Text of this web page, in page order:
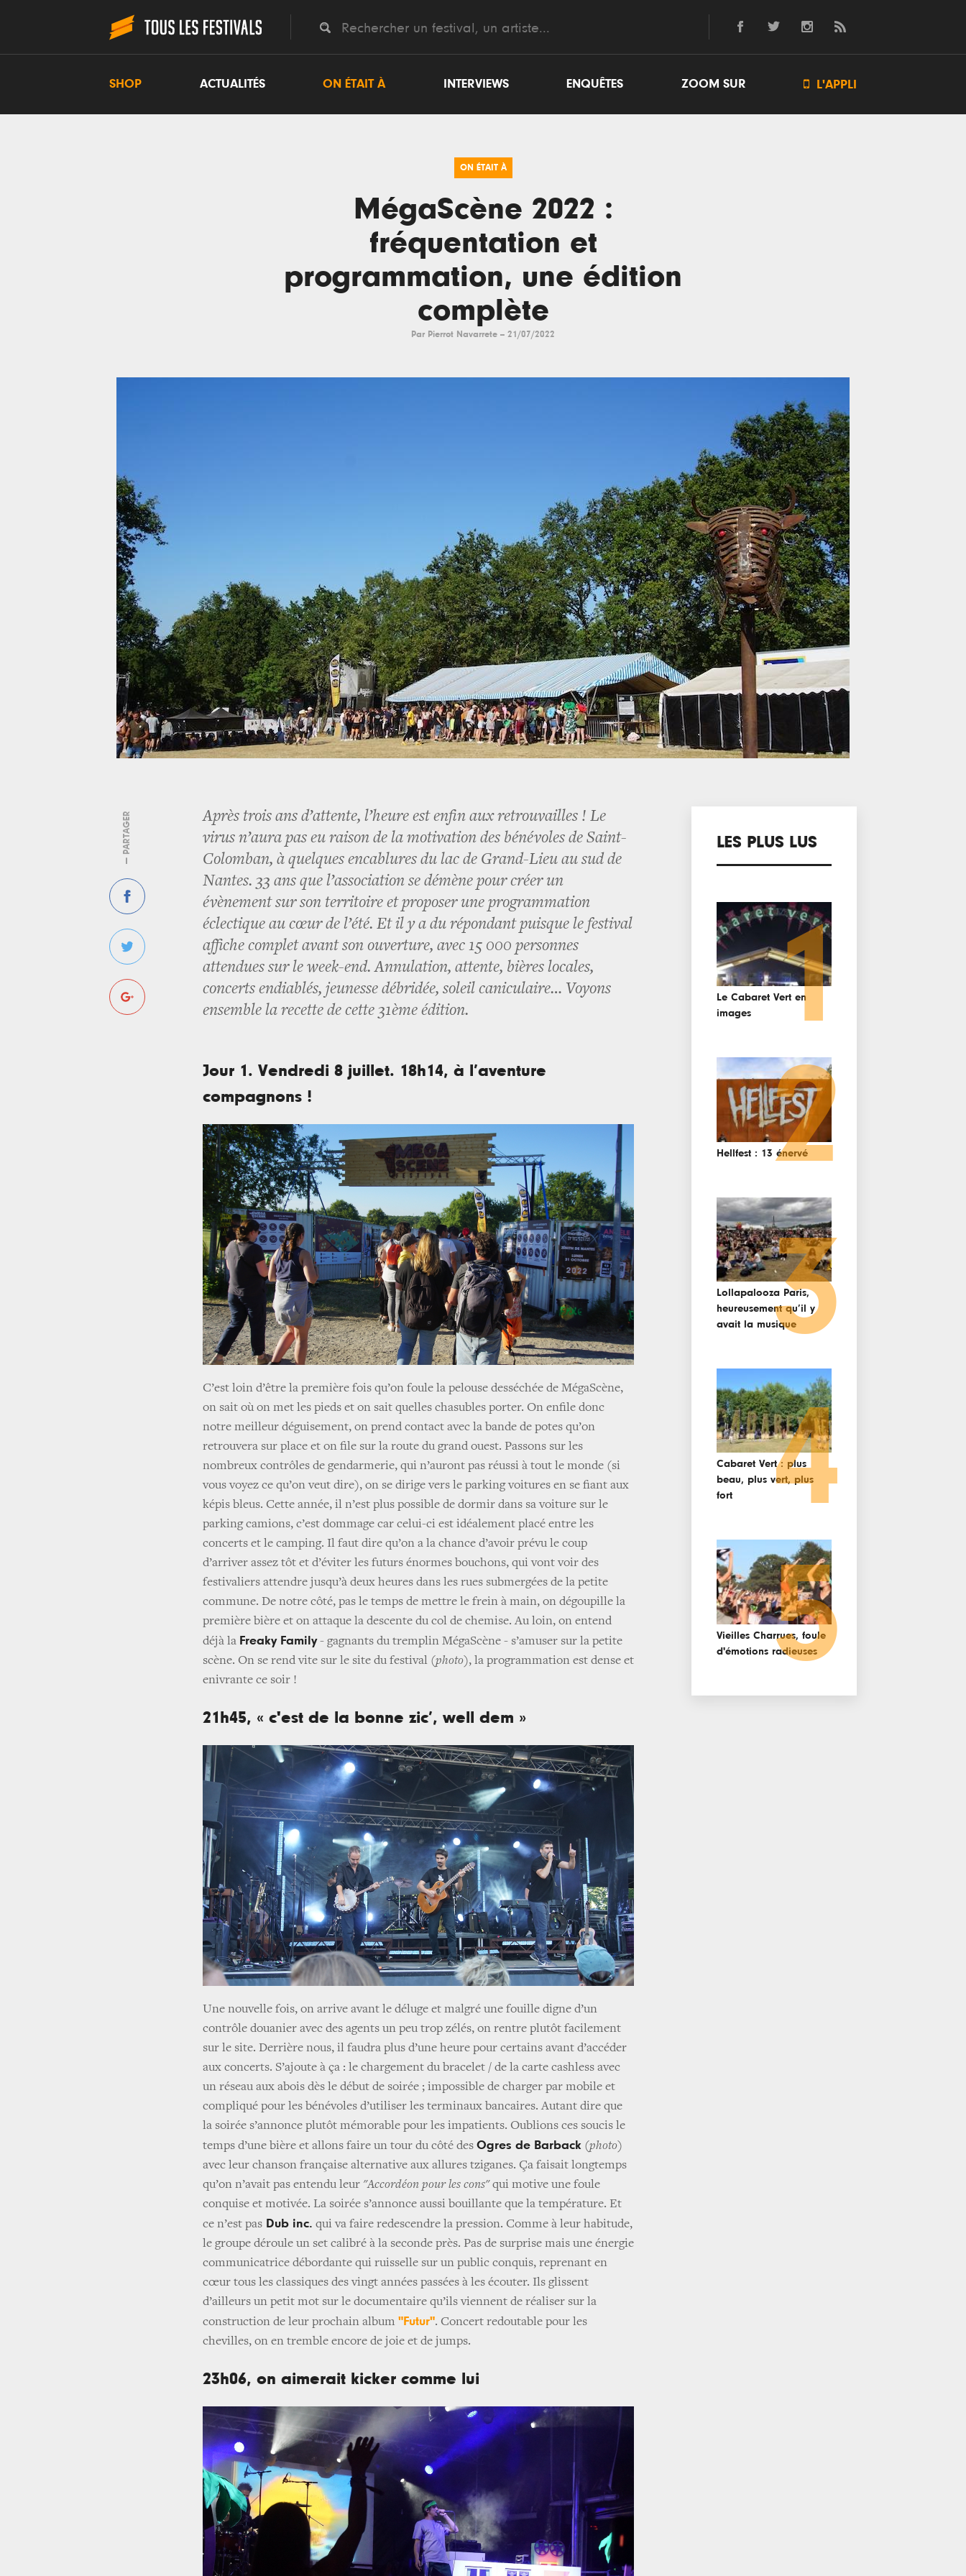
SHOP ACTUALITÉS ON ÉTAIT À INTERVIEWS ENQUÊTES ZOOM SUR  L'APPLI
ON ÉTAIT À
MégaScène 2022 :
fréquentation et
programmation, une édition
complète
Par Pierrot Navarrete -- 21/07/2022
— PARTAGER
Après trois ans d’attente, l’heure est enfin aux retrouvailles ! Le
virus n’aura pas eu raison de la motivation des bénévoles de Saint-
Colomban, à quelques encablures du lac de Grand-Lieu au sud de
Nantes. 33 ans que l’association se démène pour créer un
évènement sur son territoire et proposer une programmation
éclectique au cœur de l’été. Et il y a du répondant puisque le festival
affiche complet avant son ouverture, avec 15 000 personnes
attendues sur le week-end. Annulation, attente, bières locales,
concerts endiablés, jeunesse débridée, soleil caniculaire… Voyons
ensemble la recette de cette 31ème édition.
Jour 1. Vendredi 8 juillet. 18h14, à l’aventure
compagnons !
C’est loin d’être la première fois qu’on foule la pelouse desséchée de MégaScène,
on sait où on met les pieds et on sait quelles chasubles porter. On enfile donc
notre meilleur déguisement, on prend contact avec la bande de potes qu’on
retrouvera sur place et on file sur la route du grand ouest. Passons sur les
nombreux contrôles de gendarmerie, qui n’auront pas réussi à tout le monde (si
vous voyez ce qu’on veut dire), on se dirige vers le parking voitures en se fiant aux
képis bleus. Cette année, il n’est plus possible de dormir dans sa voiture sur le
parking camions, c’est dommage car celui-ci est idéalement placé entre les
concerts et le camping. Il faut dire qu’on a la chance d’avoir prévu le coup
d’arriver assez tôt et d’éviter les futurs énormes bouchons, qui vont voir des
festivaliers attendre jusqu’à deux heures dans les rues submergées de la petite
commune. De notre côté, pas le temps de mettre le frein à main, on dégoupille la
première bière et on attaque la descente du col de chemise. Au loin, on entend
déjà la Freaky Family- gagnants du tremplin MégaScène - s’amuser sur la petite
scène. On se rend vite sur le site du festival (photo), la programmation est dense et
enivrante ce soir !
21h45, « c'est de la bonne zic’, well dem »
Une nouvelle fois, on arrive avant le déluge et malgré une fouille digne d’un
contrôle douanier avec des agents un peu trop zélés, on rentre plutôt facilement
sur le site. Derrière nous, il faudra plus d’une heure pour certains avant d’accéder
aux concerts. S’ajoute à ça : le chargement du bracelet / de la carte cashless avec
un réseau aux abois dès le début de soirée ; impossible de charger par mobile et
compliqué pour les bénévoles d’utiliser les terminaux bancaires. Autant dire que
la soirée s’annonce plutôt mémorable pour les impatients. Oublions ces soucis le
temps d’une bière et allons faire un tour du côté des Ogres de Barback (photo)
avec leur chanson française alternative aux allures tziganes. Ça faisait longtemps
qu’on n’avait pas entendu leur "Accordéon pour les cons"qui motive une foule
conquise et motivée. La soirée s’annonce aussi bouillante que la température. Et
ce n’est pas Dub inc. qui va faire redescendre la pression. Comme à leur habitude,
le groupe déroule un set calibré à la seconde près. Pas de surprise mais une énergie
communicatrice débordante qui ruisselle sur un public conquis, reprenant en
cœur tous les classiques des vingt années passées à les écouter. Ils glissent
d’ailleurs un petit mot sur le documentaire qu’ils viennent de réaliser sur la
construction de leur prochain album "Futur". Concert redoutable pour les
chevilles, on en tremble encore de joie et de jumps.
23h06, on aimerait kicker comme lui
LES PLUS LUS
Le Cabaret Vert en
images
1
Hellfest : 13 énervé
2
Lollapalooza Paris,
heureusement qu’il y
avait la musique3
Cabaret Vert : plus
beau, plus vert, plus
fort
4
Vieilles Charrues, foule
d'émotions radieuses
5